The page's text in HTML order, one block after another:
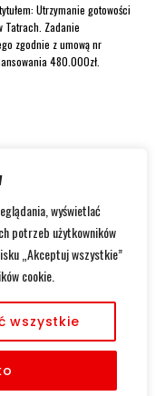
wyświetlać
potrzeb użytkowników
„Akceptuj wszystkie”
cookie.
wszystkie
Utrzymanie gotowości
Tatrach. Zadanie
zgodnie z umową nr
480.000zł.